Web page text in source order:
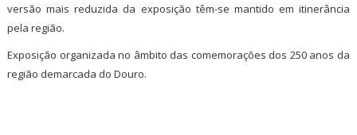
versão mais reduzida da exposição têm-se mantido em itinerância
pela região.
Exposição organizada no âmbito das comemorações dos 250 anos da
região demarcada do Douro.